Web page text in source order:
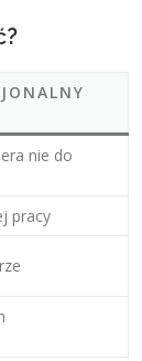
nie do
pracy